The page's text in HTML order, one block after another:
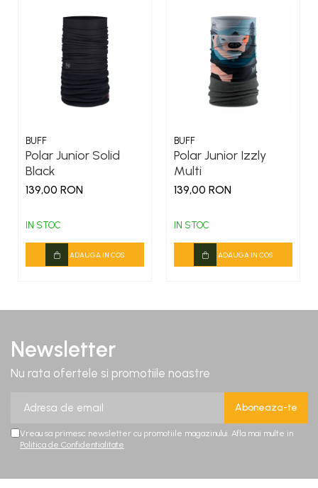
BUFF
Polar Junior Solid
Black
139,00 RON
IN STOC
ADAUGA IN COS
BUFF
Polar Junior Izzly
Multi
139,00 RON
IN STOC
ADAUGA IN COS
Newsletter
Nu rata ofertele si promotiile noastre
Vreau sa primesc newsletter cu promotiile magazinului. Afla mai multe in
Politica de Confidentialitate